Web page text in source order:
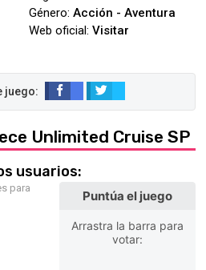
Género: Acción - Aventura
Web oficial: Visitar
Unlimited Cruise SP
usuarios:
para
Puntúa el juego
Arrastra la barra para
votar: